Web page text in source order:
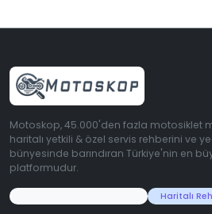
Motoskop, 45.000'den fazla motosiklet
haritalı yetkili & özel servis rehberini ve
bünyesinde barındıran Türkiye'nin en
platformudur.
Haritalı